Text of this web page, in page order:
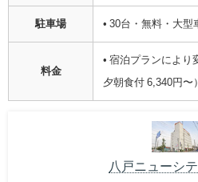
駐車場 • 30台・無料・大型
料金
• 宿泊プランにより
夕朝食付 6,340円〜）
八戸ニューシ